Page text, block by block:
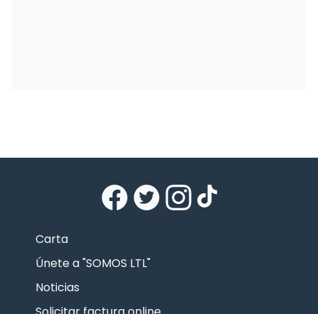
Carta
Únete a "SOMOS LTL"
Noticias